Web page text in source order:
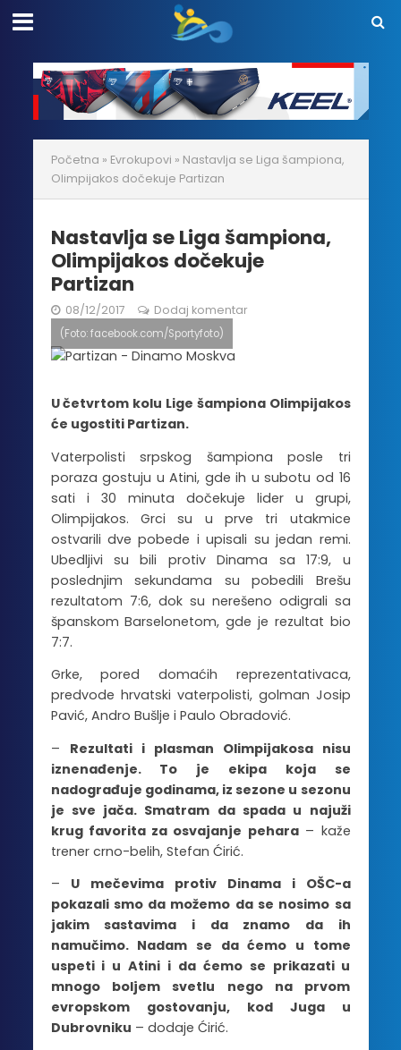
Početna » Evrokupovi » Nastavlja se Liga šampiona,
Olimpijakos dočekuje Partizan
Nastavlja se Liga šampiona,
Olimpijakos dočekuje
Partizan
08/12/2017 Dodaj komentar
(Foto: facebook.com/Sportyfoto)
U četvrtom kolu Lige šampiona Olimpijakos
će ugostiti Partizan.
Vaterpolisti srpskog šampiona posle tri
poraza gostuju u Atini, gde ih u subotu od 16
sati i 30 minuta dočekuje lider u grupi,
Olimpijakos. Grci su u prve tri utakmice
ostvarili dve pobede i upisali su jedan remi.
Ubedljivi su bili protiv Dinama sa 17:9, u
poslednjim sekundama su pobedili Brešu
rezultatom 7:6, dok su nerešeno odigrali sa
španskom Barselonetom, gde je rezultat bio
7:7.
Grke, pored domaćih reprezentativaca,
predvode hrvatski vaterpolisti, golman Josip
Pavić, Andro Bušlje i Paulo Obradović.
– Rezultati i plasman Olimpijakosa nisu
iznenađenje. To je ekipa koja se
nadograđuje godinama, iz sezone u sezonu
je sve jača. Smatram da spada u najuži
krug favorita za osvajanje pehara– kaže
trener crno-belih, Stefan Ćirić.
– U mečevima protiv Dinama i OŠC-a
pokazali smo da možemo da se nosimo sa
jakim sastavima i da znamo da ih
namučimo. Nadam se da ćemo u tome
uspeti i u Atini i da ćemo se prikazati u
mnogo boljem svetlu nego na prvom
evropskom gostovanju, kod Juga u
Dubrovniku – dodaje Ćirić.